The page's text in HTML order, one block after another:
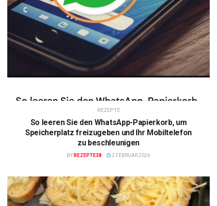
REZEPTE
So leeren Sie den WhatsApp-Papierkorb, um
Speicherplatz freizugeben und Ihr Mobiltelefon
zu beschleunigen
BY REZEPTE38 2 FEBRUAR 2026